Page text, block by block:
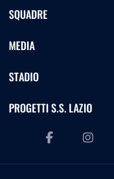
SQUADRE
MEDIA
STADIO
PROGETTI S.S. LAZIO